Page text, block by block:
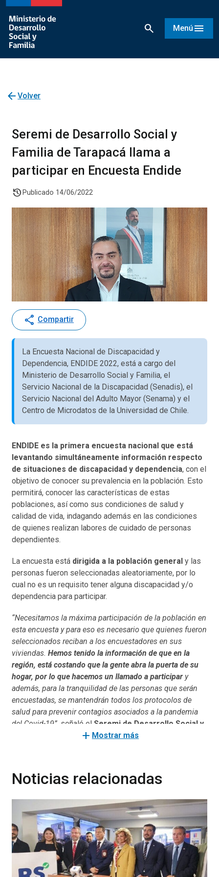
search Menú menu
arrow_back Volver
Seremi de Desarrollo Social y
Familia de Tarapacá llama a
participar en Encuesta Endide
history Publicado 14/06/2022
share Compartir
La Encuesta Nacional de Discapacidad y
Dependencia, ENDIDE 2022, está a cargo del
Ministerio de Desarrollo Social y Familia, el
Servicio Nacional de la Discapacidad (Senadis), el
Servicio Nacional del Adulto Mayor (Senama) y el
Centro de Microdatos de la Universidad de Chile.
ENDIDE es la primera encuesta nacional que está
levantando simultáneamente información respecto
de situaciones de discapacidad y dependencia, con el
objetivo de conocer su prevalencia en la población. Esto
permitirá, conocer las características de estas
poblaciones, así como sus condiciones de salud y
calidad de vida, indagando además en las condiciones
de quienes realizan labores de cuidado de personas
dependientes.
La encuesta está dirigida a la población general y las
personas fueron seleccionadas aleatoriamente, por lo
cual no es un requisito tener alguna discapacidad y/o
dependencia para participar.
“Necesitamos la máxima participación de la población en
esta encuesta y para eso es necesario que quienes fueron
seleccionados reciban a los encuestadores en sus
viviendas. Hemos tenido la información de que en la
región, está costando que la gente abra la puerta de su
hogar, por lo que hacemos un llamado a participar y
además, para la tranquilidad de las personas que serán
encuestadas, se mantendrán todos los protocolos de
salud para prevenir contagios asociados a la pandemia
del Covid-19”, señaló el Seremi de Desarrollo Social y
Familia, Cristian Jara Salvatierra.
análisis de la discapacidad y la dependencia en el país.
adultos, un cuestionario para niñas, niños y adolescentes
y un cuestionario para la o el cuidador.
Además, el Seremi agregó que, “esta encuesta nos
permitirá ahondar en las labores de cuidados, una
temática relevante y fundamental para el gobierno del
Presidente Gabriel Boric.Creemos que el cuidado debe
add Mostrar más
Noticias relacionadas